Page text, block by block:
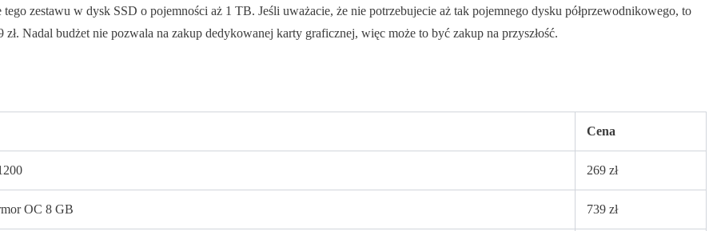
zestawu w dysk SSD o pojemności aż 1 TB. Jeśli uważacie, że nie potrzebujecie aż tak pojemnego dysku półprzewodnikowego, to
Nadal budżet nie pozwala na zakup dedykowanej karty graficznej, więc może to być zakup na przyszłość.
Cena
269 zł
OC 8 GB 739 zł